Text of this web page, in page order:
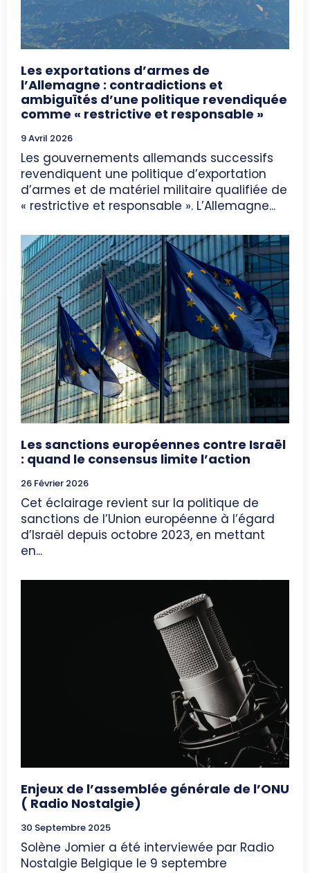
Les exportations d’armes de
l’Allemagne : contradictions et
ambiguïtés d’une politique revendiquée
comme « restrictive et responsable »
9 Avril 2026
Les gouvernements allemands successifs
revendiquent une politique d’exportation
d’armes et de matériel militaire qualifiée de
« restrictive et responsable ». L’Allemagne...
Les sanctions européennes contre Israël
: quand le consensus limite l’action
26 Février 2026
Cet éclairage revient sur la politique de
sanctions de l’Union européenne à l’égard
d’Israël depuis octobre 2023, en mettant
en...
Enjeux de l’assemblée générale de l’ONU
( Radio Nostalgie)
30 Septembre 2025
Solène Jomier a été interviewée par Radio
Nostalgie Belgique le 9 septembre